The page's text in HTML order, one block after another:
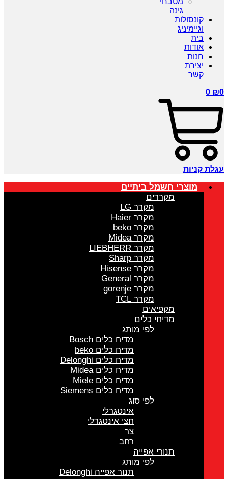
גינה
קונסולות
וגיימיניג
בית
אודות
חנות
יצירת
קשר
₪0
0
עגלת קניות
מוצרי חשמל ביתיים
מקררים
מקרר LG
מקרר Haier
מקרר beko
מקרר Midea
מקרר LIEBHERR
מקרר Sharp
מקרר Hisense
מקרר General
מקרר gorenje
מקרר TCL
מקפיאים
מדיחי כלים
לפי מותג
מדיח כלים Bosch
מדיח כלים beko
מדיח כלים Delonghi
מדיח כלים Midea
מדיח כלים Miele
מדיח כלים Siemens
לפי סוג
אינטגרלי
חצי אינטגרלי
צר
רחב
תנורי אפייה
לפי מותג
תנור אפייה Delonghi